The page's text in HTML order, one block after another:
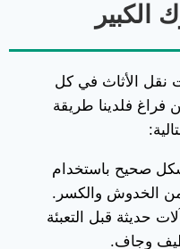
الكبير
نقل الأثاث في كل
فلدينا طريقة
صحيح باستخدام
من الخدوش والكسر.
حديثة قبل التعبئة
وجاف.